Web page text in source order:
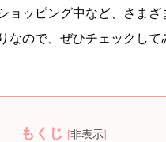
ョッピング中など、さまざ
なので、ぜひチェックして
もくじ [非表示]